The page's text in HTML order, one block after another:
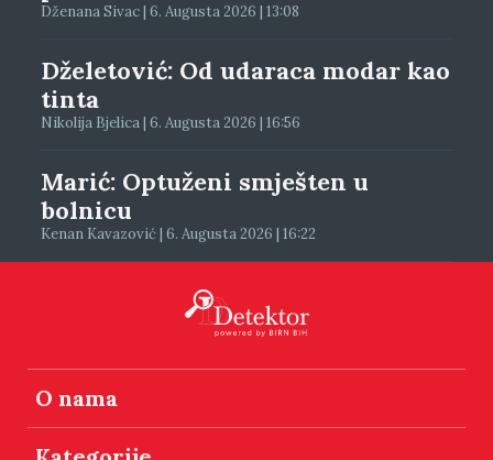
Dženana Sivac | 6. Augusta 2026 | 13:08
Dželetović: Od udaraca modar kao
tinta
Nikolija Bjelica | 6. Augusta 2026 | 16:56
Marić: Optuženi smješten u
bolnicu
Kenan Kavazović | 6. Augusta 2026 | 16:22
O nama